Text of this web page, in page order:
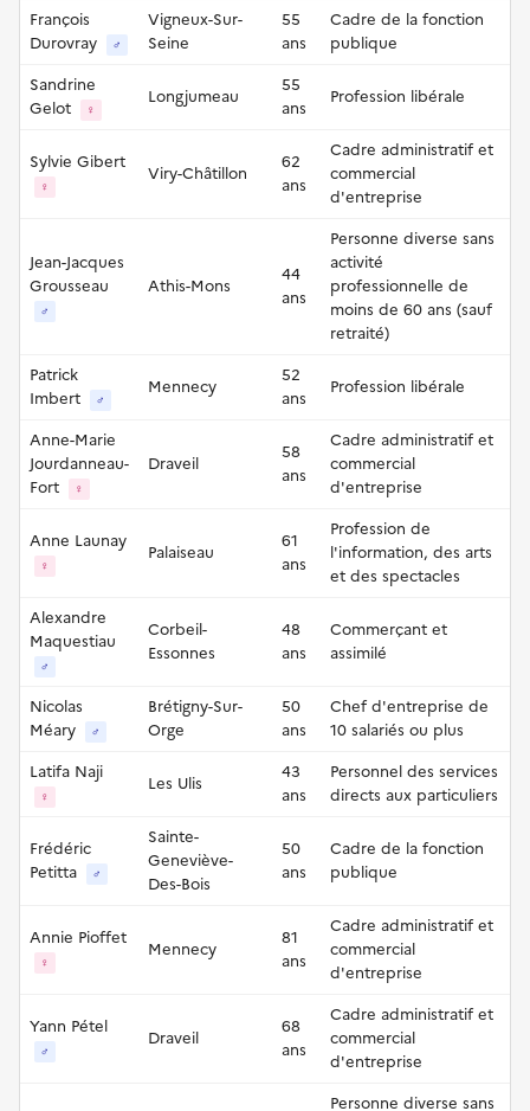
François
Durovray
♂
Vigneux-Sur-
Seine
55
ans
Cadre de la fonction
publique
Sandrine
Gelot
♀
Longjumeau
55
ans
Profession libérale
Sylvie Gibert
♀
Viry-Châtillon
62
ans
Cadre administratif et
commercial
d'entreprise
Jean-Jacques
Grousseau
♂
Athis-Mons
44
ans
Personne diverse sans
activité
professionnelle de
moins de 60 ans (sauf
retraité)
Patrick
Imbert
♂
Mennecy
52
ans
Profession libérale
Anne-Marie
Jourdanneau-
Fort
♀
Draveil
58
ans
Cadre administratif et
commercial
d'entreprise
Anne Launay
♀
Palaiseau
61
ans
Profession de
l'information, des arts
et des spectacles
Alexandre
Maquestiau
♂
Corbeil-
Essonnes
48
ans
Commerçant et
assimilé
Nicolas
Méary
♂
Brétigny-Sur-
Orge
50
ans
Chef d'entreprise de
10 salariés ou plus
Latifa Naji
♀
Les Ulis
43
ans
Personnel des services
directs aux particuliers
Frédéric
Petitta
♂
Sainte-
Geneviève-
Des-Bois
50
ans
Cadre de la fonction
publique
Annie Pioffet
♀
Mennecy
81
ans
Cadre administratif et
commercial
d'entreprise
Yann Pétel
♂
Draveil
68
ans
Cadre administratif et
commercial
d'entreprise
Personne diverse sans